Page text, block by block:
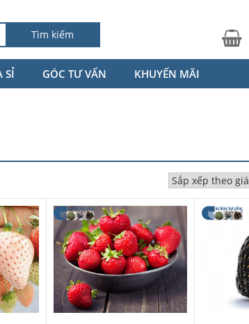
Tìm kiếm
SỈ GÓC TƯ VẤN KHUYẾN MÃI